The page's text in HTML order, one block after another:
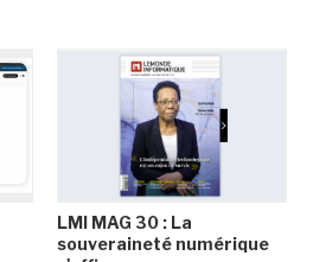
LMI MAG 30 : La
souveraineté numérique